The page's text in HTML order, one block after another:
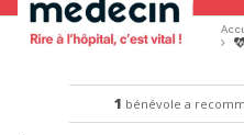
1 bénévole a